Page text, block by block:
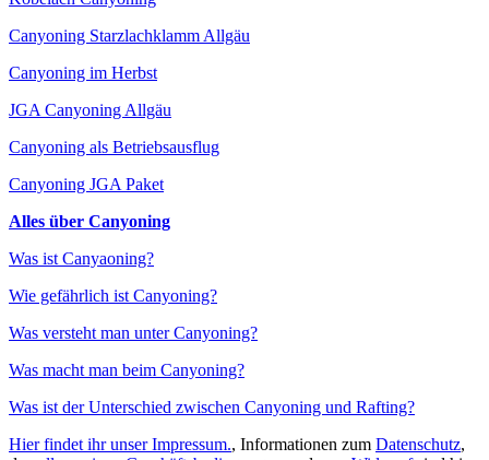
Canyoning Starzlachklamm Allgäu
Canyoning im Herbst
JGA Canyoning Allgäu
Canyoning als Betriebsausflug
Canyoning JGA Paket
Alles über Canyoning
Was ist Canyaoning?
Wie gefährlich ist Canyoning?
Was versteht man unter Canyoning?
Was macht man beim Canyoning?
Was ist der Unterschied zwischen Canyoning und Rafting?
Hier findet ihr unser Impressum., Informationen zum Datenschutz,